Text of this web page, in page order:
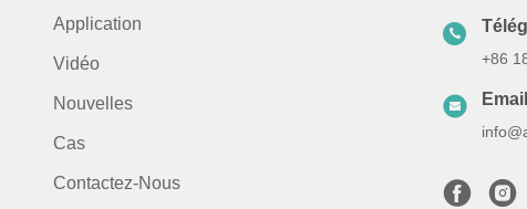
Application
Vidéo
Nouvelles
Cas
Contactez-Nous
+86
Email